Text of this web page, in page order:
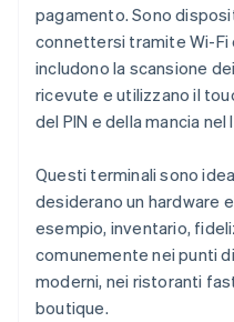
pagamento. Sono
connettersi tramite Wi-Fi
includono la scansione
ricevute e utilizzano il
del PIN e della mancia
Questi terminali sono
desiderano un hardware
esempio, inventario,
comunemente nei punti
moderni, nei ristoranti
boutique.